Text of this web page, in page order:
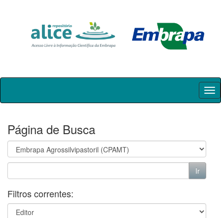
Skip
Página de Busca
Filtros correntes: